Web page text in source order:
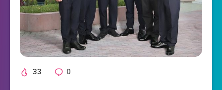
33 0